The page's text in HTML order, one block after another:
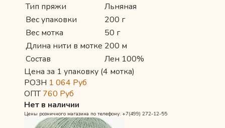
Тип пряжи
Льняная
Вес упаковки
200 г
Вес мотка
50 г
Длина нити в мотке 200 м
Состав
Лен 100%
Цена за 1 упаковку (4 мотка)
РОЗН 1 064 Руб
ОПТ760 Руб
Нет в наличии
Цены розничного магазина по телефону: +7(499) 272-12-55